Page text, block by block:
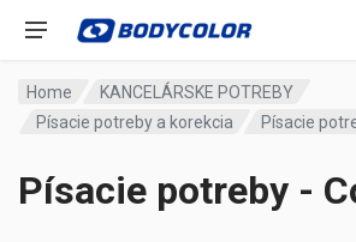
Home
KANCELÁRSKE POTREBY
Písacie potreby a korekcia
Písacie
Písacie potreby -